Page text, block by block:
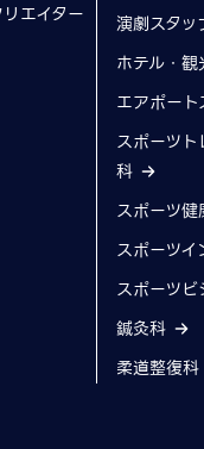
エイター
演劇スタ
ホテル・
エアポー
スポーツ
科
スポーツ
スポーツ
スポーツ
鍼灸科
柔道整復科